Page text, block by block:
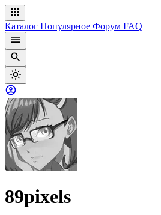
Каталог Популярное Форум FAQ
89pixels